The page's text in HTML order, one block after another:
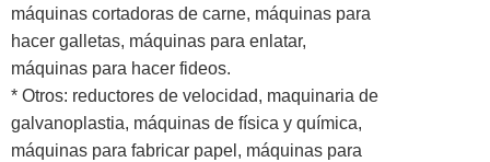
máquinas cortadoras de carne, máquinas para
hacer galletas, máquinas para enlatar,
máquinas para hacer fideos.
* Otros: reductores de velocidad, maquinaria de
galvanoplastia, máquinas de física y química,
máquinas para fabricar papel, máquinas para